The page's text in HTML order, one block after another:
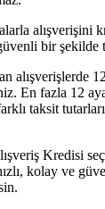
alışverişini
bir şekilde
alışverişlerde
En fazla 12
taksit
Kredisi
kolay ve